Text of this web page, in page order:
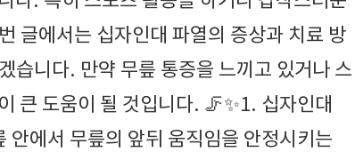
글에서는 십자인대 파열의 증상과 치료 방
습니다. 만약 무릎 통증을 느끼고 있거나 스
큰 도움이 될 것입니다. 🦵✨1. 십자인대
에서 무릎의 앞뒤 움직임을 안정시키는